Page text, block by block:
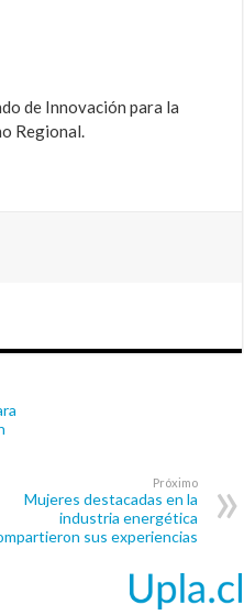
de Innovación para la
Regional.
Próximo
Mujeres destacadas en la
industria energética
sus experiencias